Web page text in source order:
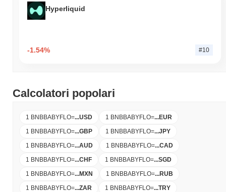
Hyperliquid
-1.54% #10
Calcolatori popolari
1 BNBBABYFLO=...USD 1 BNBBABYFLO=...EUR
1 BNBBABYFLO=...GBP 1 BNBBABYFLO=...JPY
1 BNBBABYFLO=...AUD 1 BNBBABYFLO=...CAD
1 BNBBABYFLO=...CHF 1 BNBBABYFLO=...SGD
1 BNBBABYFLO=...MXN 1 BNBBABYFLO=...RUB
1 BNBBABYFLO=...ZAR 1 BNBBABYFLO=...TRY